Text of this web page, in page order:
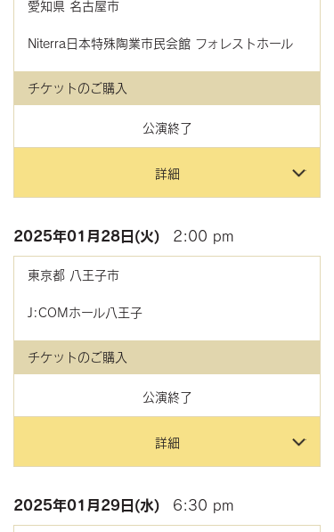
愛知県 名古屋市
Niterra日本特殊陶業市民会館 フォレストホール
チケットのご購入
公演終了
詳細
2025年01月28日(火) 2:00 pm
東京都 八王子市
J:COMホール八王子
チケットのご購入
公演終了
詳細
2025年01月29日(水) 6:30 pm